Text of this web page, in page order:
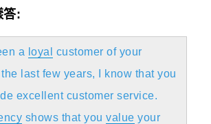
答:
a loyal
customer of your
last few years, I know that you
excellent customer service.
shows that you value your